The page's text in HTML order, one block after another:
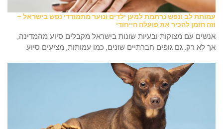
עמותת לב ונפש נרתמת למען ילדים ונוער מתמודדי נפש בישראל –
וזה הזמן להכיר את פועלה הייחודי
אנשים עם מצוקות ובעיות שונות בישראל מקבלים סיוע מהמדינה,
אך לא רק. גם גופים חברתיים שונים, כמו עמותות, מציעים סיוע